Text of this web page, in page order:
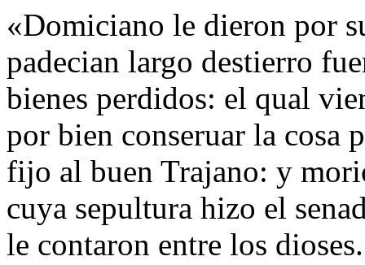
«Domiciano le dieron por
padecian largo destierro
bienes perdidos: el qual
por bien conseruar la cosa
fijo al buen Trajano: y
cuya sepultura hizo el
le contaron entre los